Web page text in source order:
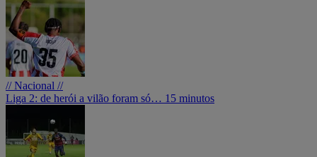
// Nacional //
Liga 2: de herói a vilão foram só… 15 minutos